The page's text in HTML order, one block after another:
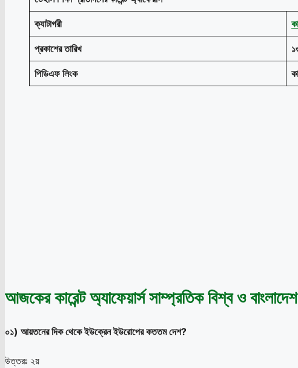
ক্যাটাগরী
প্রকাশের তারিখ
পিডিএফ লিংক
আজকের কারেন্ট অ্যাফেয়ার্স সাম্প্রতিক বিশ্ব ও
০১) আয়তনের দিক থেকে ইউক্রেন ইউরোপের কততম দেশ?
উত্তরঃ ২য়